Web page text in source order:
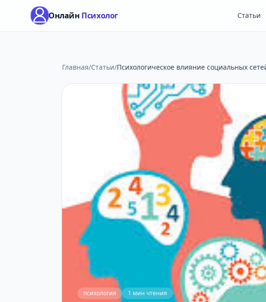
Онлайн Психолог Статьи
Главная/Статьи/Психологическое влияние социальных
психология 1 мин чтения